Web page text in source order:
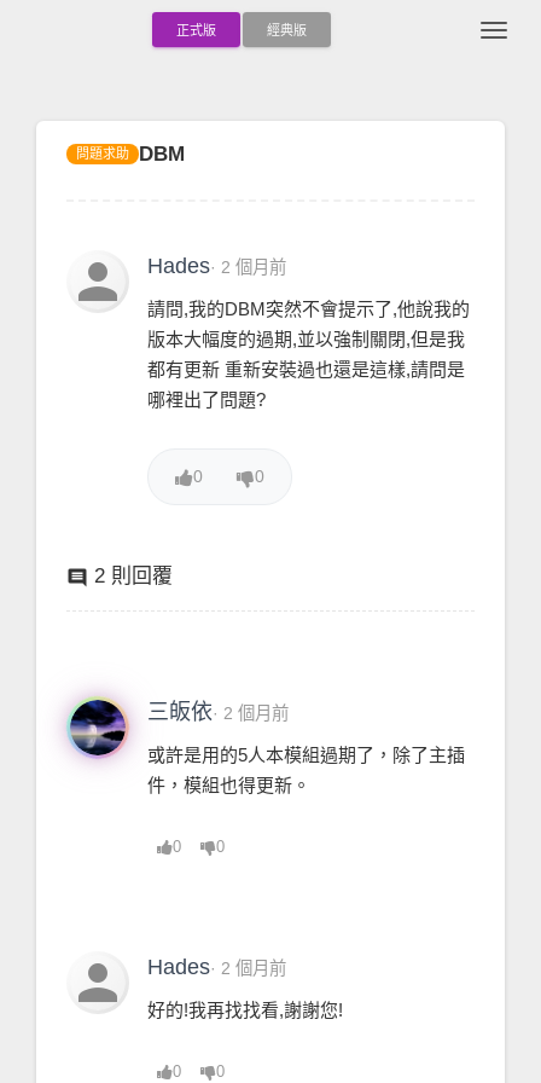
正式版 經典版
問題求助 DBM
person Hades· 2 個月前
請問,我的DBM突然不會提示了,他說我的
版本大幅度的過期,並以強制關閉,但是我
都有更新 重新安裝過也還是這樣,請問是
哪裡出了問題?
0 0
comment 2 則回覆
三皈依· 2 個月前
或許是用的5人本模組過期了，除了主插
件，模組也得更新。
0 0
person Hades· 2 個月前
好的!我再找找看,謝謝您!
0 0